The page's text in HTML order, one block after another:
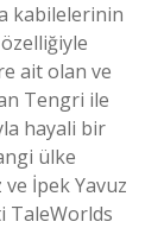
kabilelerinin
ait olan ve
Tengri ile
hayali bir
ülke
İpek Yavuz
TaleWorlds